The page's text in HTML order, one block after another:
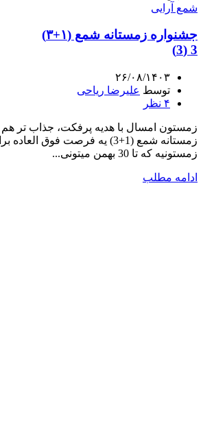
شمع آرایی
جشنواره زمستانه شمع (۱+۳)
3 (3)
۲۶/۰۸/۱۴۰۳
توسط علیرضا ریاحی
۴ نظر
زمستون امسال با هدیه پرفکت، جذاب تر
زمستانه شمع (1+3) یه فرصت فوق
زمستونیه که تا 30 بهمن میتونی...
ادامه مطلب